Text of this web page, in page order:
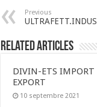
Previous
Related Articles
DIVIN-ETS IMPORT
EXPORT
10 septembre 2021